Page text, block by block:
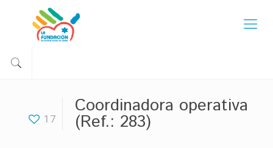
17
Coordinadora operativa
(Ref.: 283)